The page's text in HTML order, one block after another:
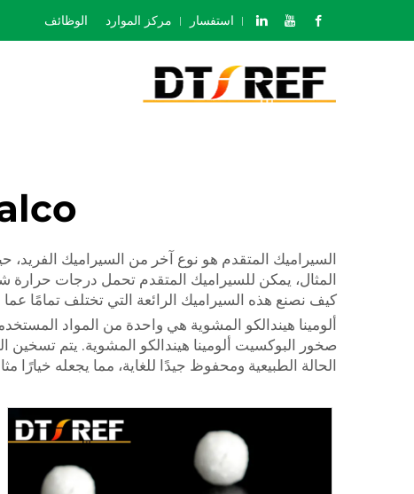
استفسار مركز الموارد الوظائف
السيراميك المتقدم هو نوع آخر من السيراميك
المثال، يمكن للسيراميك المتقدم تحمل درجات حرارة
كيف نصنع هذه السيراميك الرائعة التي تختلف تمامًا عما
ألومينا هيندالكو المشوية هي واحدة من المواد
صخور البوكسيت ألومينا هيندالكو المشوية. يتم
الحالة الطبيعية ومحفوظ جيدًا للغاية، مما يجعله خيارًا